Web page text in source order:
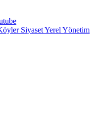
SiyasetYerel Yönetim